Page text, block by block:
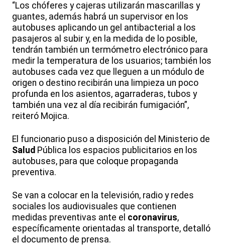
“Los chóferes y cajeras utilizarán mascarillas y
guantes, además habrá un supervisor en los
autobuses aplicando un gel antibacterial a los
pasajeros al subir y, en la medida de lo posible,
tendrán también un termómetro electrónico para
medir la temperatura de los usuarios; también los
autobuses cada vez que lleguen a un módulo de
origen o destino recibirán una limpieza un poco
profunda en los asientos, agarraderas, tubos y
también una vez al día recibirán fumigación”,
reiteró Mojica.
El funcionario puso a disposición del Ministerio de
Salud Pública los espacios publicitarios en los
autobuses, para que coloque propaganda
preventiva.
Se van a colocar en la televisión, radio y redes
sociales los audiovisuales que contienen
medidas preventivas ante el coronavirus,
específicamente orientadas al transporte, detalló
el documento de prensa.